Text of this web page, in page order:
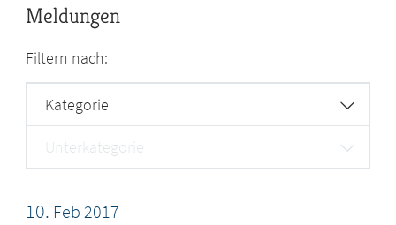
Meldungen
Filtern nach:
Kategorie
Unterkategorie
10. Feb 2017